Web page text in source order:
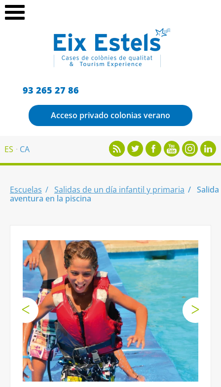
93 265 27 86
Acceso privado colonias verano
ES CA
Escuelas Salidas de un día infantil y primaria
Salida
aventura en la piscina